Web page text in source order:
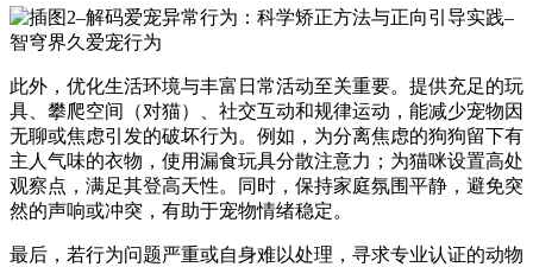
此外，优化生活环境与丰富日常活动至关重要。提供充足的玩
具、攀爬空间（对猫）、社交互动和规律运动，能减少宠物因
无聊或焦虑引发的破坏行为。例如，为分离焦虑的狗狗留下有
主人气味的衣物，使用漏食玩具分散注意力；为猫咪设置高处
观察点，满足其登高天性。同时，保持家庭氛围平静，避免突
然的声响或冲突，有助于宠物情绪稳定。
最后，若行为问题严重或自身难以处理，寻求专业认证的动物